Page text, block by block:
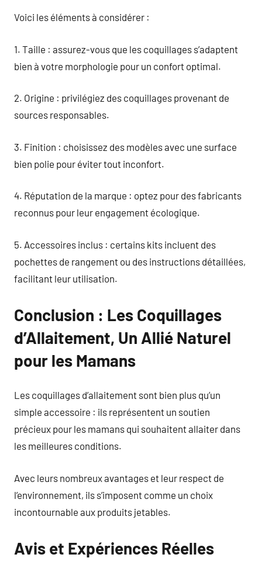
Voici les éléments à considérer :
1. Taille : assurez-vous que les coquillages s’adaptent
bien à votre morphologie pour un confort optimal.
2. Origine : privilégiez des coquillages provenant de
sources responsables.
3. Finition : choisissez des modèles avec une surface
bien polie pour éviter tout inconfort.
4. Réputation de la marque : optez pour des fabricants
reconnus pour leur engagement écologique.
5. Accessoires inclus : certains kits incluent des
pochettes de rangement ou des instructions détaillées,
facilitant leur utilisation.
Conclusion : Les Coquillages
d’Allaitement, Un Allié Naturel
pour les Mamans
Les coquillages d’allaitement sont bien plus qu’un
simple accessoire : ils représentent un soutien
précieux pour les mamans qui souhaitent allaiter dans
les meilleures conditions.
Avec leurs nombreux avantages et leur respect de
l’environnement, ils s’imposent comme un choix
incontournable aux produits jetables.
Avis et Expériences Réelles